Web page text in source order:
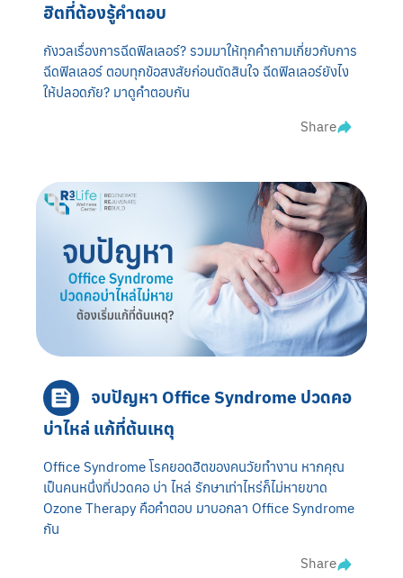
ฮิตที่ต้องรู้คำตอบ
กังวลเรื่องการฉีดฟิลเลอร์? รวมมาให้ทุกคำถามเกี่ยวกับการ
ฉีดฟิลเลอร์ ตอบทุกข้อสงสัยก่อนตัดสินใจ ฉีดฟิลเลอร์ยังไง
ให้ปลอดภัย? มาดูคำตอบกัน
Share
จบปัญหา Office Syndrome ปวดคอ
บ่าไหล่ แก้ที่ต้นเหตุ
Office Syndrome โรคยอดฮิตของคนวัยทำงาน หากคุณ
เป็นคนหนึ่งที่ปวดคอ บ่า ไหล่ รักษาเท่าไหร่ก็ไม่หายขาด
Ozone Therapy คือคำตอบ มาบอกลา Office Syndrome
กัน
Share